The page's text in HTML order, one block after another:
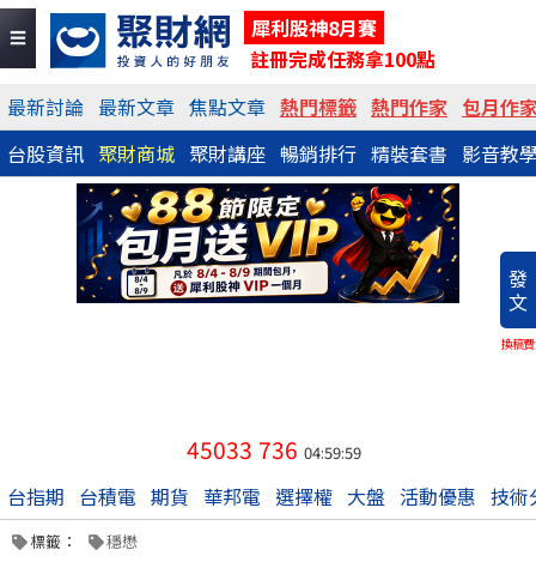
犀利股神8月賽
註冊完成任務拿100點
最新討論 最新文章 焦點文章 熱門標籤 熱門作家 包月作
台股資訊 聚財商城 聚財講座 暢銷排行 精裝套書 影音教
發
文
換稿費
45033 736 04:59:59
台指期 台積電 期貨 華邦電 選擇權 大盤 活動優惠 技術
標籤： 穩懋